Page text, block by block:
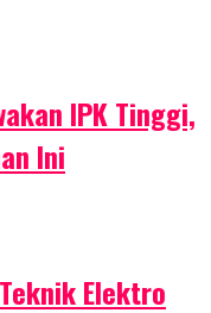
IPK Tinggi,
Ini
Elektro